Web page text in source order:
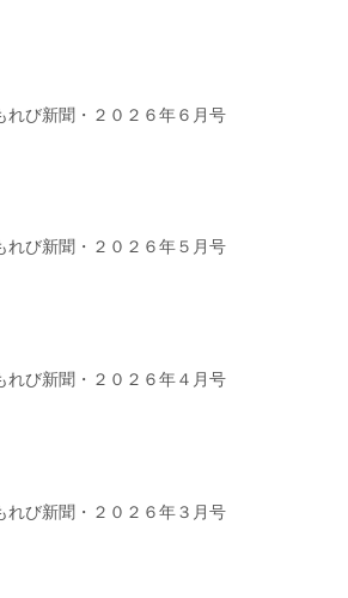
れび新聞・２０２６年６月号
れび新聞・２０２６年５月号
れび新聞・２０２６年４月号
れび新聞・２０２６年３月号